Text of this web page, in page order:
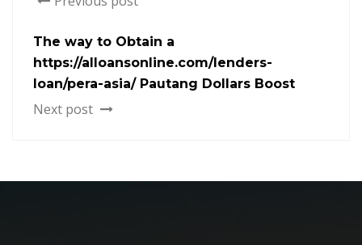
The way to Obtain a
https://alloansonline.com/lenders-
loan/pera-asia/ Pautang Dollars Boost
Next post